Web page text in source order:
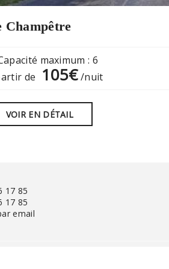
Champêtre
maximum : 6
de 105€/nuit
VOIR EN DÉTAIL
17 85
17 85
email